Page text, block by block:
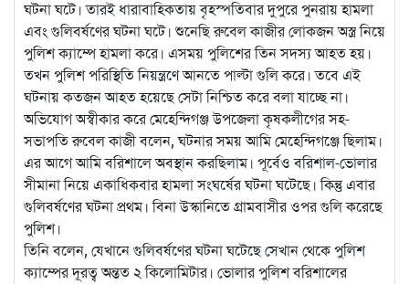
ঘটনা ঘটে। তারই ধারাবাহিকতায় বৃহস্পতিবার দুপুরে পুনরায় হামলা
এবং গুলিবর্ষণের ঘটনা ঘটে। শুনেছি রুবেল কাজীর লোকজন অস্ত্র নিয়ে
পুলিশ ক্যাম্পে হামলা করে। এসময় পুলিশের তিন সদস্য আহত হয়।
তখন পুলিশ পরিস্থিতি নিয়ন্ত্রণে আনতে পাল্টা গুলি করে। তবে এই
ঘটনায় কতজন আহত হয়েছে সেটা নিশ্চিত করে বলা যাচ্ছে না।
অভিযোগ অস্বীকার করে মেহেন্দিগঞ্জ উপজেলা কৃষকলীগের সহ-
সভাপতি রুবেল কাজী বলেন, ঘটনার সময় আমি মেহেন্দিগঞ্জে ছিলাম।
এর আগে আমি বরিশালে অবস্থান করছিলাম। পূর্বেও বরিশাল-ভোলার
সীমানা নিয়ে একাধিকবার হামলা সংঘর্ষের ঘটনা ঘটেছে। কিন্তু এবার
গুলিবর্ষণের ঘটনা প্রথম। বিনা উস্কানিতে গ্রামবাসীর ওপর গুলি করেছে
পুলিশ।
তিনি বলেন, যেখানে গুলিবর্ষণের ঘটনা ঘটেছে সেখান থেকে পুলিশ
ক্যাম্পের দূরত্ব অন্তত ২ কিলোমিটার। ভোলার পুলিশ বরিশালের